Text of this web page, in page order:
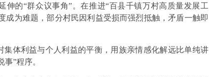
伸的“群众议事角”。在推进“百县千镇万村高质量发展工
成为难题，部分村民因利益受损而强烈抵触，矛盾一触即
体利益与个人利益的平衡，用族亲情感化解远比单纯讲
”程序。